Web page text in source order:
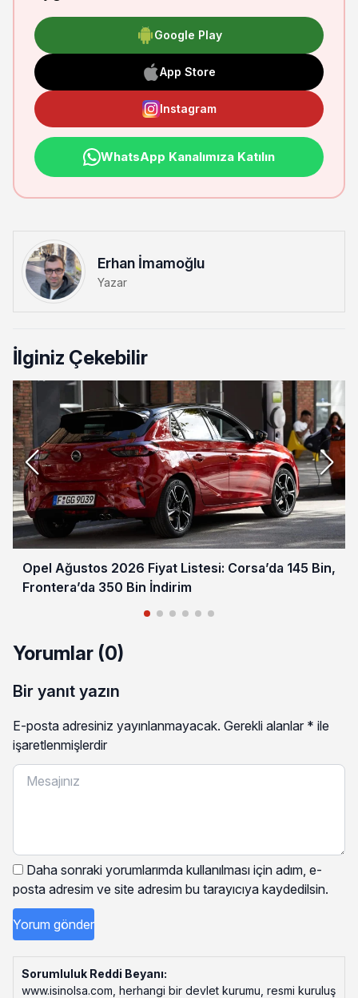
Google Play
App Store
Instagram
WhatsApp Kanalımıza Katılın
Erhan İmamoğlu
Yazar
İlginiz Çekebilir
Opel Ağustos 2026 Fiyat Listesi: Corsa’da 145 Bin,
Frontera’da 350 Bin İndirim
Yorumlar (0)
Bir yanıt yazın
E-posta adresiniz yayınlanmayacak. Gerekli alanlar * ile
işaretlenmişlerdir
Daha sonraki yorumlarımda kullanılması için adım, e-
posta adresim ve site adresim bu tarayıcıya kaydedilsin.
Sorumluluk Reddi Beyanı:
www.isinolsa.com, herhangi bir devlet kurumu, resmi kuruluş